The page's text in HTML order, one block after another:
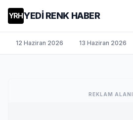
YRHYEDİ RENK HABER
12 Haziran 2026 13 Haziran 2026
REKLAM ALANI